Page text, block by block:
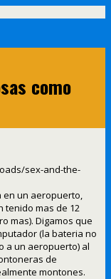
como
en un aeropuerto,
tenido mas de 12
mas). Digamos que
(la bateria no
a un aeropuerto) al
de
montones.